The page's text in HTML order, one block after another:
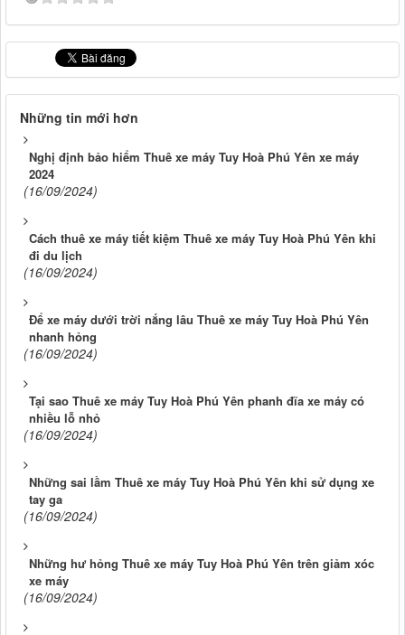
Những tin mới hơn
Nghị định bảo hiểm Thuê xe máy Tuy Hoà Phú Yên xe máy
2024
(16/09/2024)
Cách thuê xe máy tiết kiệm Thuê xe máy Tuy Hoà Phú Yên khi
đi du lịch
(16/09/2024)
Để xe máy dưới trời nắng lâu Thuê xe máy Tuy Hoà Phú Yên
nhanh hỏng
(16/09/2024)
Tại sao Thuê xe máy Tuy Hoà Phú Yên phanh đĩa xe máy có
nhiều lỗ nhỏ
(16/09/2024)
Những sai lầm Thuê xe máy Tuy Hoà Phú Yên khi sử dụng xe
tay ga
(16/09/2024)
Những hư hỏng Thuê xe máy Tuy Hoà Phú Yên trên giảm xóc
xe máy
(16/09/2024)